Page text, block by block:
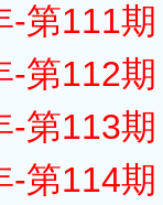
-第111
-第112
-第113
-第114